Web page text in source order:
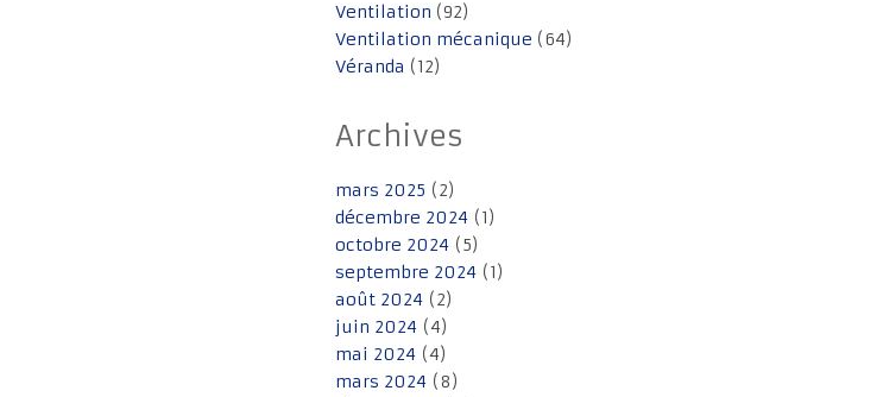
Ventilation (92)
Ventilation mécanique (64)
Véranda (12)
Archives
mars 2025 (2)
décembre 2024 (1)
octobre 2024 (5)
septembre 2024 (1)
août 2024 (2)
juin 2024 (4)
mai 2024 (4)
mars 2024 (8)